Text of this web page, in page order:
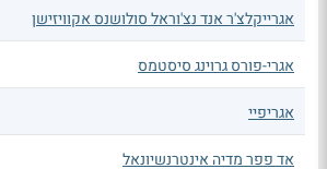
אגרייקלצ'ר אנד נצ'וראל סולושנס אקוויזישן
אגרי-פורס גרוינג סיסטמס
אגריפיי
אד פפר מדיה אינטרנשיונאל